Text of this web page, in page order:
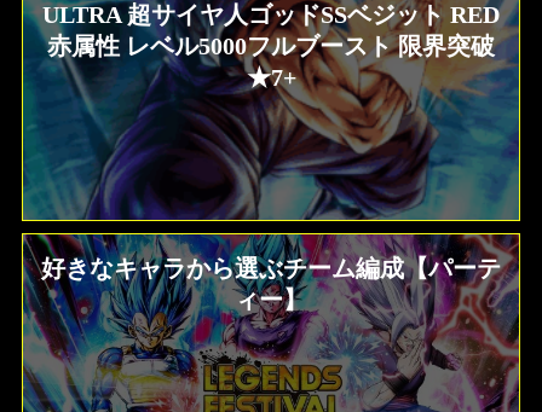
ULTRA 超サイヤ人ゴッドSSベジット RED
赤属性 レベル5000フルブースト 限界突破
★7+
好きなキャラから選ぶチーム編成【パーテ
ィー】